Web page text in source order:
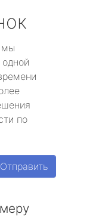
мы
по
Отправить